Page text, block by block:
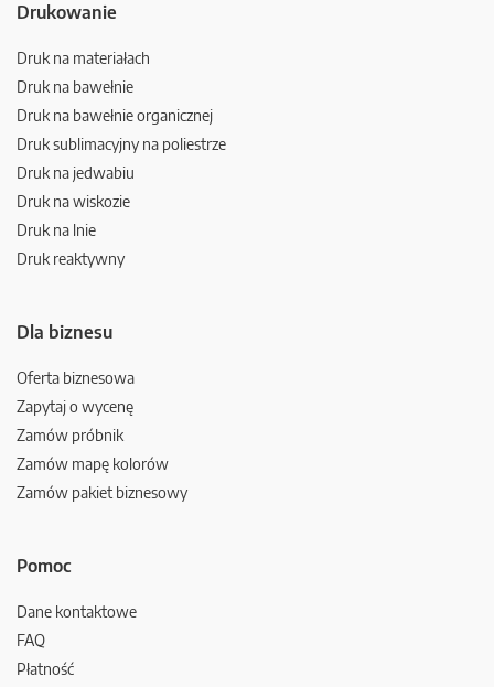
Drukowanie
Druk na materiałach
Druk na bawełnie
Druk na bawełnie organicznej
Druk sublimacyjny na poliestrze
Druk na jedwabiu
Druk na wiskozie
Druk na lnie
Druk reaktywny
Dla biznesu
Oferta biznesowa
Zapytaj o wycenę
Zamów próbnik
Zamów mapę kolorów
Zamów pakiet biznesowy
Pomoc
Dane kontaktowe
FAQ
Płatność